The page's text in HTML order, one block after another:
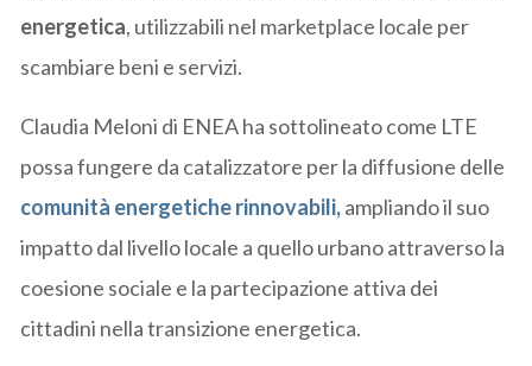
energetica, utilizzabili nel marketplace locale per
scambiare beni e servizi.
Claudia Meloni di ENEA ha sottolineato come LTE
possa fungere da catalizzatore per la diffusione delle
comunità energetiche rinnovabili,ampliando il suo
impatto dal livello locale a quello urbano attraverso la
coesione sociale e la partecipazione attiva dei
cittadini nella transizione energetica.